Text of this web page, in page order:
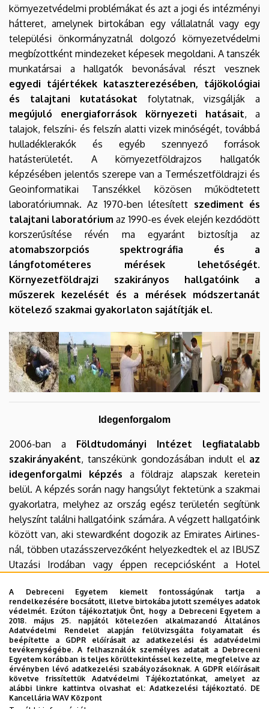
környezetvédelmi problémákat és azt a jogi és intézményi
hátteret, amelynek birtokában egy vállalatnál vagy egy
települési önkormányzatnál dolgozó környezetvédelmi
megbízottként mindezeket képesek megoldani. A tanszék
munkatársai a hallgatók bevonásával részt vesznek
egyedi tájértékek kataszterezésében, tájökológiai
és talajtani kutatásokat folytatnak, vizsgálják a
megújuló energiaforrások
környezeti hatásait, a
talajok, felszíni- és felszín alatti vizek minőségét, továbbá
hulladéklerakók és egyéb szennyező források
hatásterületét. A környezetföldrajzos hallgatók
képzésében jelentős szerepe van a Természetföldrajzi és
Geoinformatikai Tanszékkel közösen működtetett
laboratóriumnak. Az 1970-ben létesített szediment és
talajtani laboratórium az 1990-es évek elején kezdődött
korszerűsítése révén ma egyaránt biztosítja az
atomabszorpciós spektrográfia és a
lángfotométeres mérések lehetőségét.
Környezetföldrajzi szakirányos hallgatóink a
műszerek kezelését és a mérések módszertanát
kötelező szakmai gyakorlaton sajátítják el.
Idegenforgalom
2006-ban a Földtudományi Intézet legfiatalabb
szakirányaként, tanszékünk gondozásában indult el az
idegenforgalmi képzés a földrajz alapszak keretein
belül. A képzés során nagy hangsúlyt fektetünk a szakmai
gyakorlatra, melyhez az ország egész területén segítünk
helyszínt találni hallgatóink számára. A végzett hallgatóink
között van, aki stewardként dogozik az Emirates Airlines-
nál, többen utazásszervezőként helyezkedtek el az IBUSZ
Utazási Irodában vagy éppen recepciósként a Hotel
a turisták kapcsolatának vizsgálata, természeti
területeken folyó idegenforgalom hatásának mérését
segítő módszerek kutatása, földtudományi értékek az
idegenforgalomban, továbbá a fejlesztés-orientált
turizmusföldrajz természet-, társadalom-, és
gazdaságföldrajzi aspektusainak vizsgálata.
A Debreceni Egyetem kiemelt fontosságúnak tartja a
rendelkezésére bocsátott, illetve birtokába jutott személyes adatok
védelmét. Ezúton tájékoztatjuk Önt, hogy a Debreceni Egyetem a
2018. május 25. napjától kötelezően alkalmazandó Általános
Adatvédelmi Rendelet alapján felülvizsgálta folyamatait és
beépítette a GDPR előírásait az adatkezelési és adatvédelmi
tevékenységébe. A felhasználók személyes adatait a Debreceni
Egyetem korábban is teljes körültekintéssel kezelte, megfelelve az
érvényben lévő adatkezelési szabályozásoknak. A GDPR előírásait
követve frissítettük Adatvédelmi Tájékoztatónkat, amelyet az
alábbi linkre kattintva olvashat el:Adatkezelési tájékoztató. DE
Kancellária WAV Központ